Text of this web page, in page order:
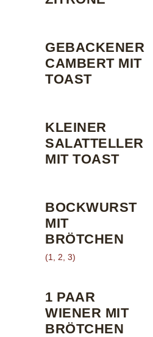
GEBACKENER
CAMBERT MIT
TOAST
KLEINER
SALATTELLER
MIT TOAST
BOCKWURST
MIT
BRÖTCHEN
(1, 2, 3)
1 PAAR
WIENER MIT
BRÖTCHEN